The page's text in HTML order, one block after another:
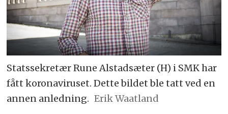
Statssekretær Rune Alstadsæter (H) i SMK har
fått koronaviruset. Dette bildet ble tatt ved en
annen anledning. Erik Waatland